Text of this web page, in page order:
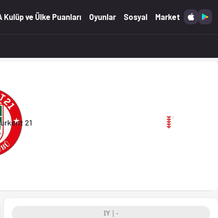
oranları ve istatistikler Ofsayt'ta.
Kulüp ve Ülke Puanları Oyunlar Sosyal Market
Gençlik Spor
21
IY | -